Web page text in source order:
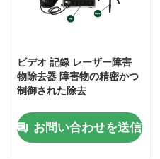
ー
ビデオ 記録 レーザー障害
物除去器 障害物の精密かつ
制御された除去
お問い合わせを送信